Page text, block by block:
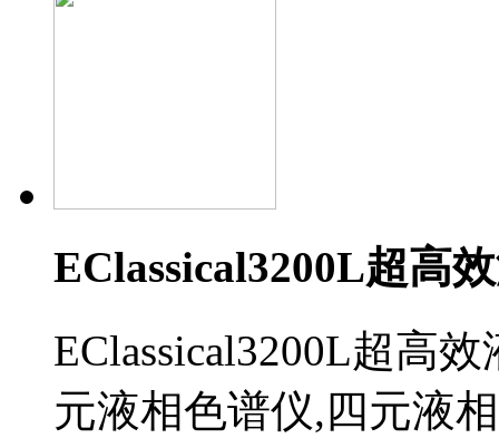
EClassical3200L超高
EClassical3200L超高
元液相色谱仪,四元液